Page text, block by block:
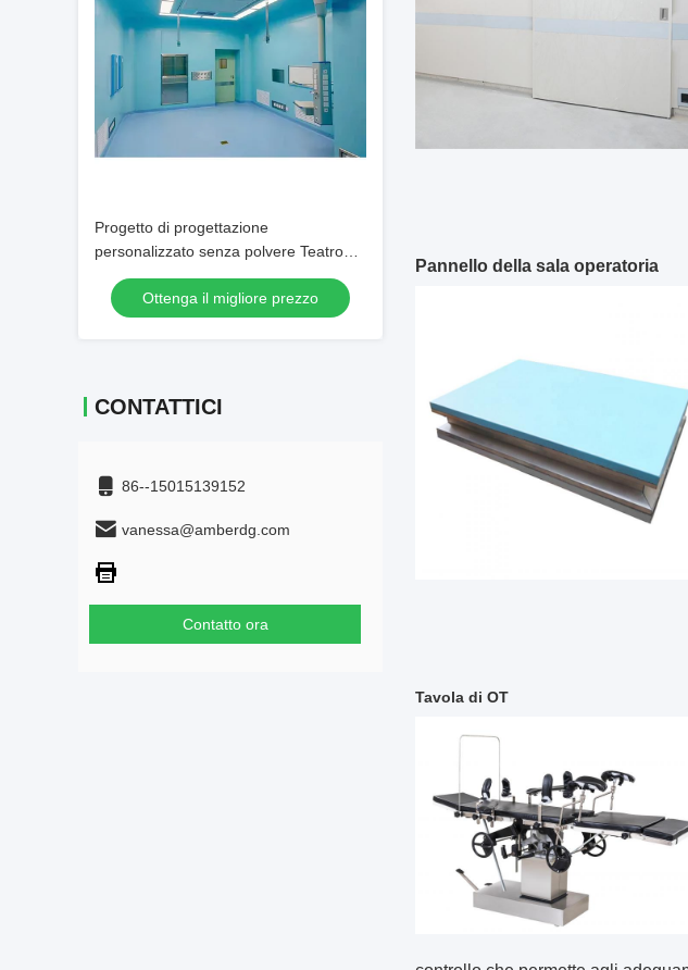
Progetto di progettazione
personalizzato senza polvere Teatro
operativo modulare
Ottenga il migliore prezzo
CONTATTICI
86--15015139152
vanessa@amberdg.com
Contatto ora
Pannello della sala operatoria
Tavola di OT